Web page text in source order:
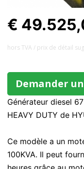
€
hors TVA / prix ​​de détail
Demander
Générateur diesel
HEAVY DUTY de
Ce modèle a un
100KVA. Il peut